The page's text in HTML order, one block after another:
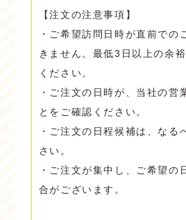
【注文の注意事項】
・ご希望訪問日時が直前での
きません。最低3日以上の余
ください。
・ご注文の日時が、当社の営
とをご確認ください。
・ご注文の日程候補は、なる
さい。
・ご注文が集中し、ご希望の
合がございます。